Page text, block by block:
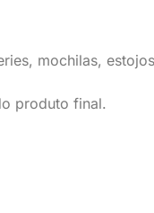
mochilas,
produto final.